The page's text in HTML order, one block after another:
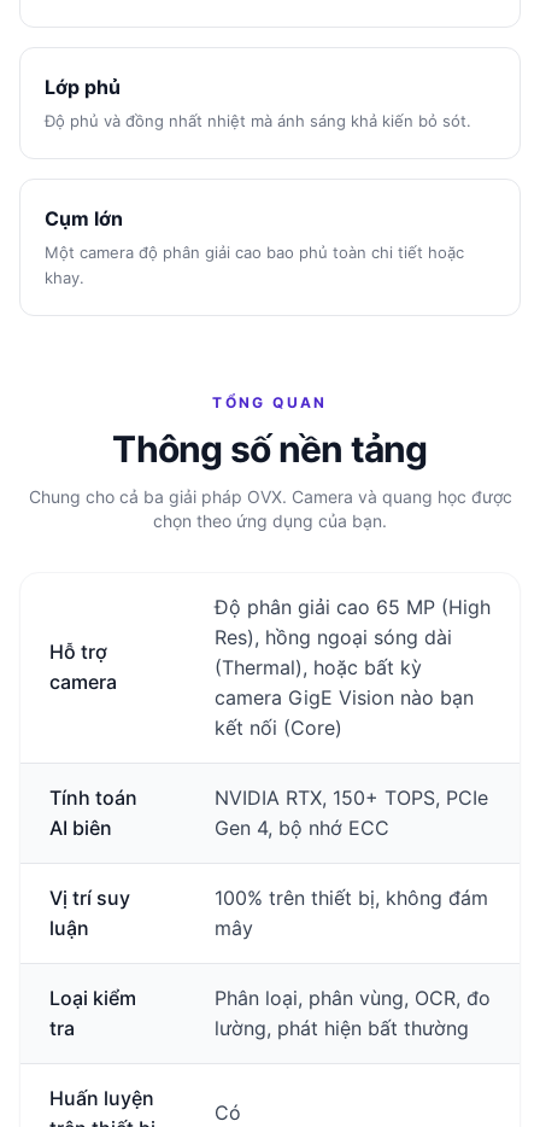
Lớp phủ
Độ phủ và đồng nhất nhiệt mà ánh sáng khả kiến bỏ sót.
Cụm lớn
Một camera độ phân giải cao bao phủ toàn chi tiết hoặc
khay.
TỔNG QUAN
Thông số nền tảng
Chung cho cả ba giải pháp OVX. Camera và quang học được
chọn theo ứng dụng của bạn.
Hỗ trợ
camera
Độ phân giải cao 65 MP (High
Res), hồng ngoại sóng dài
(Thermal), hoặc bất kỳ
camera GigE Vision nào bạn
kết nối (Core)
Tính toán
AI biên
NVIDIA RTX, 150+ TOPS, PCIe
Gen 4, bộ nhớ ECC
Vị trí suy
luận
100% trên thiết bị, không đám
mây
Loại kiểm
tra
Phân loại, phân vùng, OCR, đo
lường, phát hiện bất thường
Huấn luyện
Có